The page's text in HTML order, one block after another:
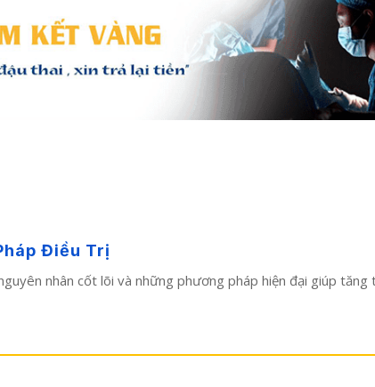
Điều Trị
nhân cốt lõi và những phương pháp hiện đại giúp tăng